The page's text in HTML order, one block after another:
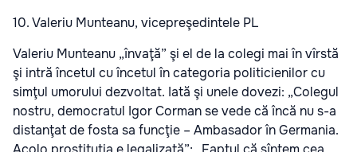
10. Valeriu Munteanu, vicepreşedintele PL
Valeriu Munteanu „învaţă” şi el de la colegi mai în vîrstă
şi intră încetul cu încetul în categoria politicienilor cu
simţul umorului dezvoltat. Iată şi unele dovezi: „Colegul
nostru, democratul Igor Corman se vede că încă nu s-a
distanţat de fosta sa funcţie – Ambasador în Germania.